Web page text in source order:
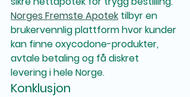
Norges Fremste Apotek tilbyr en
brukervennlig plattform hvor kunder
kan finne oxycodone-produkter,
avtale betaling og få diskret
levering i hele Norge.
Konklusjon